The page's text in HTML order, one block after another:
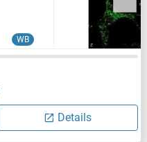
WB
Details